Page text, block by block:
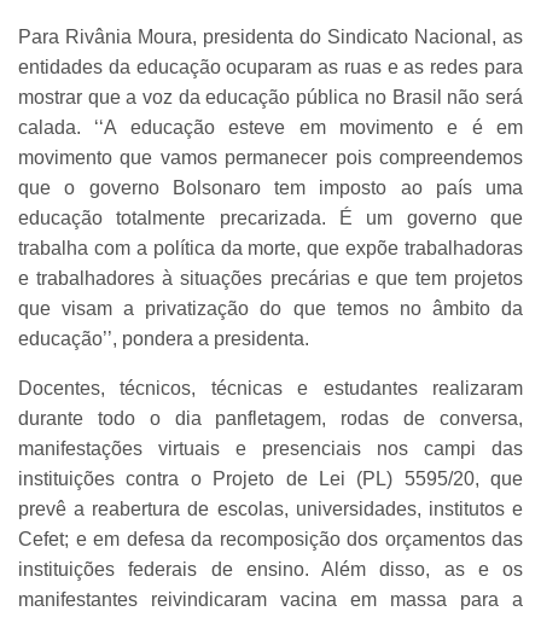
Para Rivânia Moura, presidenta do Sindicato Nacional, as
entidades da educação ocuparam as ruas e as redes para
mostrar que a voz da educação pública no Brasil não será
calada. ‘‘A educação esteve em movimento e é em
movimento que vamos permanecer pois compreendemos
que o governo Bolsonaro tem imposto ao país uma
educação totalmente precarizada. É um governo que
trabalha com a política da morte, que expõe trabalhadoras
e trabalhadores à situações precárias e que tem projetos
que visam a privatização do que temos no âmbito da
educação’’, pondera a presidenta.
Docentes, técnicos, técnicas e estudantes realizaram
durante todo o dia panfletagem, rodas de conversa,
manifestações virtuais e presenciais nos campi das
instituições contra o Projeto de Lei (PL) 5595/20, que
prevê a reabertura de escolas, universidades, institutos e
Cefet; e em defesa da recomposição dos orçamentos das
instituições federais de ensino. Além disso, as e os
manifestantes reivindicaram vacina em massa para a